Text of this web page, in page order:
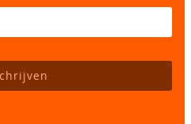
the privacy policy to subscribe to